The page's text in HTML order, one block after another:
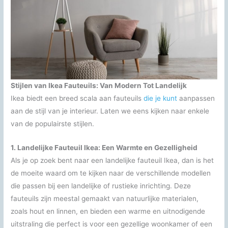
Stijlen van Ikea Fauteuils: Van Modern Tot Landelijk
Ikea biedt een breed scala aan fauteuilsdie je kunt aanpassen
aan de stijl van je interieur. Laten we eens kijken naar enkele
van de populairste stijlen.
1. Landelijke Fauteuil Ikea: Een Warmte en Gezelligheid
Als je op zoek bent naar een landelijke fauteuil Ikea, dan is het
de moeite waard om te kijken naar de verschillende modellen
die passen bij een landelijke of rustieke inrichting. Deze
fauteuils zijn meestal gemaakt van natuurlijke materialen,
zoals hout en linnen, en bieden een warme en uitnodigende
uitstraling die perfect is voor een gezellige woonkamer of een